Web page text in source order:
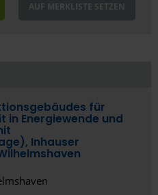
AUF MERKLISTE SETZEN
für
in Energiewende und
Inhauser